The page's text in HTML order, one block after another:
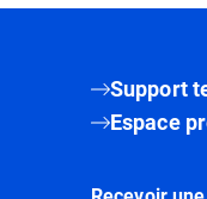
Support
Espace